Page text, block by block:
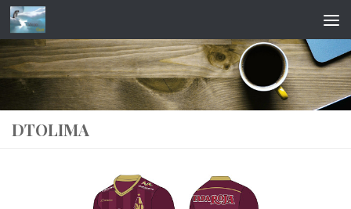
Saltar al contenido
DTOLIMA